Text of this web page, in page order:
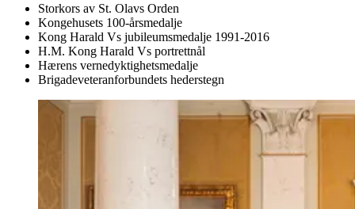
Storkors av St. Olavs Orden
Kongehusets 100-årsmedalje
Kong Harald Vs jubileumsmedalje 1991-2016
H.M. Kong Harald Vs portrettnål
Hærens vernedyktighetsmedalje
Brigadeveteranforbundets hederstegn